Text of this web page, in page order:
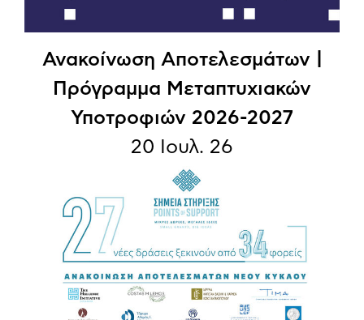
Ανακοίνωση Αποτελεσμάτων |
Πρόγραμμα Μεταπτυχιακών
Υποτροφιών 2026-2027
20 Ιουλ. 26